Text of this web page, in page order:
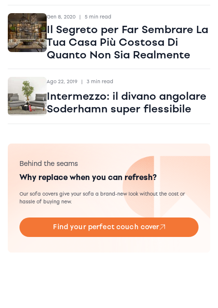
Gen 8, 2020 | 5 min read
Il Segreto per Far Sembrare La
Tua Casa Più Costosa Di
Quanto Non Sia Realmente
Ago 22, 2019 | 3 min read
Intermezzo: il divano angolare
Soderhamn super flessibile
Behind the seams
Why replace when you can refresh?
Our sofa covers give your sofa a brand-new look without the cost or
hassle of buying new.
Find your perfect couch cover